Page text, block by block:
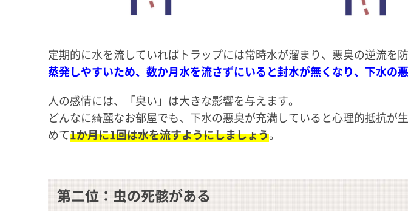
定期的に水を流していればトラップには常時水が溜まり、悪臭の逆流を防
蒸発しやすいため、数か月水を流さずにいると封水が無くなり、下水の
人の感情には、「臭い」は大きな影響を与えます。
どんなに綺麗なお部屋でも、下水の悪臭が充満していると心理的抵抗が
めて1か月に1回は水を流すようにしましょう。
第二位：虫の死骸がある